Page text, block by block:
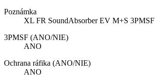
Poznámka
XL FR SoundAbsorber EV M+S 3PMSF
3PMSF (ANO/NIE)
ANO
Ochrana ráfika (ANO/NIE)
ANO